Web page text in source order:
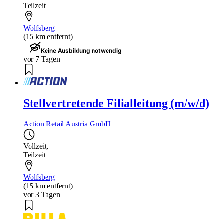
Teilzeit
Wolfsberg
(15 km entfernt)
Keine Ausbildung notwendig
vor 7 Tagen
Stellvertretende Filialleitung (m/w/d)
Action Retail Austria GmbH
Vollzeit,
Teilzeit
Wolfsberg
(15 km entfernt)
vor 3 Tagen